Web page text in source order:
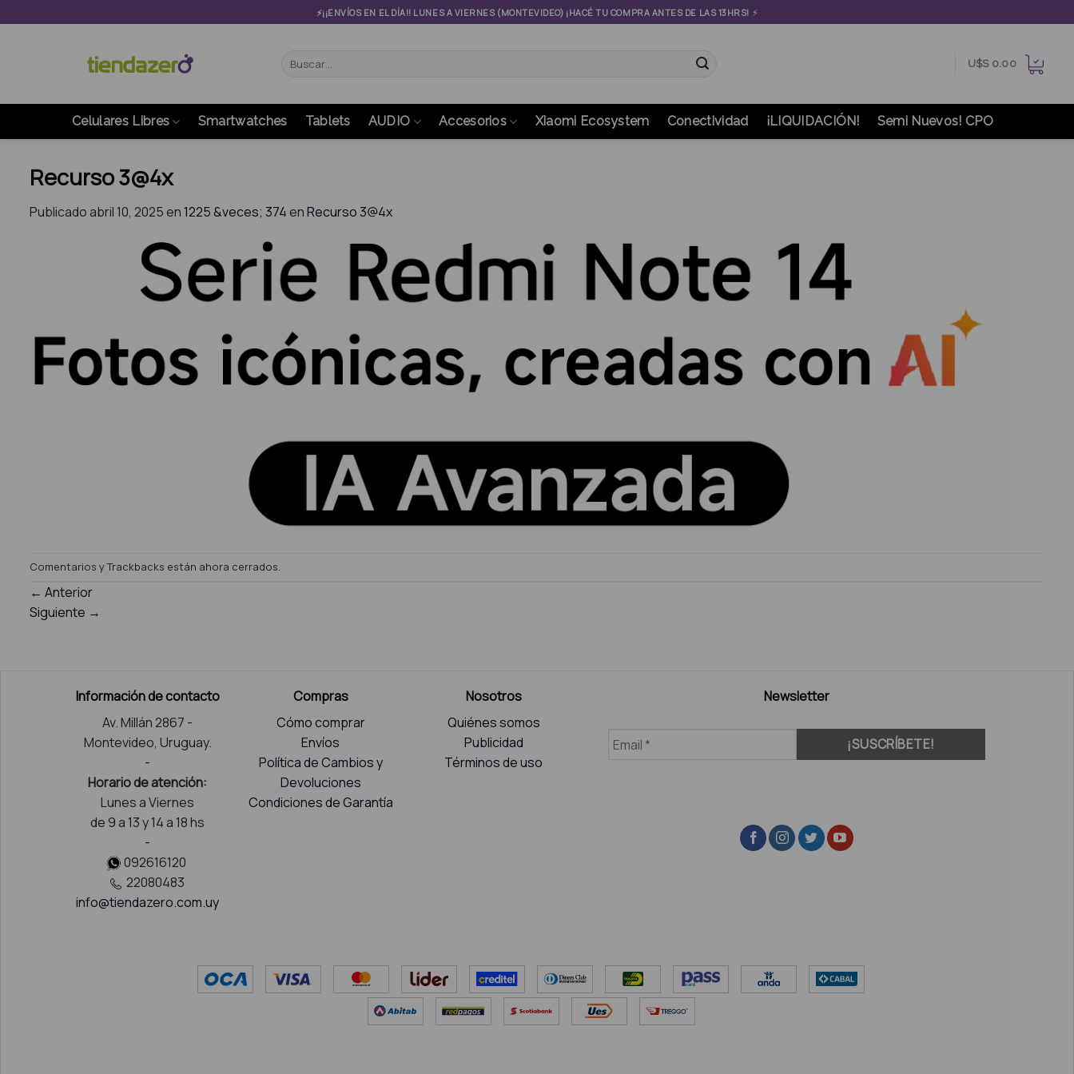
to
⚡¡¡ENVÍOS EN EL DÍA!! LUNES A VIERNES (MONTEVIDEO) ¡HACÉ TU COMPRA ANTES DE LAS 13HRS! ⚡
Buscar
U$S 0.00
Celulares Libres Smartwatches Tablets AUDIO Accesorios Xiaomi Ecosystem Conectividad ¡LIQUIDACIÓN! Semi Nuevos! CPO
Recurso 3@4x
Publicadoabril 10, 2025en1225 &veces; 374enRecurso 3@4x
Comentarios y Trackbacks están ahora cerrados.
← Anterior
Siguiente →
Información de contacto
Av. Millán 2867 -
Montevideo, Uruguay.
-
Horario de atención:
Lunes a Viernes
de 9 a 13 y 14 a 18 hs
-
092616120
22080483
info@tiendazero.com.uy
Compras
Cómo comprar
Envíos
Política de Cambios y
Devoluciones
Condiciones de Garantía
Nosotros
Quiénes somos
Publicidad
Términos de uso
Newsletter